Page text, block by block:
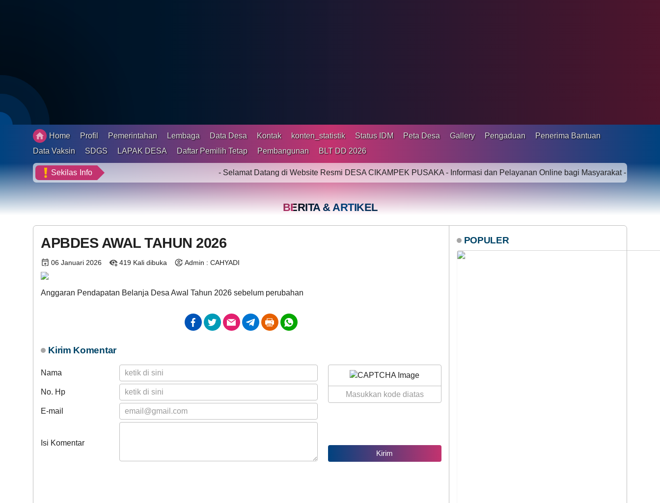
Home Profil Pemerintahan Lembaga Data Desa Kontak konten_statistik Status IDM Peta Desa Gallery Pengaduan
Penerima Bantuan
Data Vaksin
SDGS LAPAK DESA Daftar Pemilih Tetap Pembangunan BLT DD 2026
LAPAK DESA
Daftar Pemilih Tetap
BLT DD 2026
Sekilas Info - Selamat Datang di Website Resmi DESA CIKAMPEK PUSAKA - Informasi dan Pelayanan Online bagi Masyarakat - SMART VILLAGE -
BERITA & ARTIKEL
APBDES AWAL TAHUN 2026
06 Januari 2026 419 Kali dibuka Admin : CAHYADI
Anggaran Pendapatan Belanja Desa Awal Tahun 2026 sebelum perubahan
Kirim Komentar
Nama
No. Hp
E-mail
Isi Komentar
POPULER